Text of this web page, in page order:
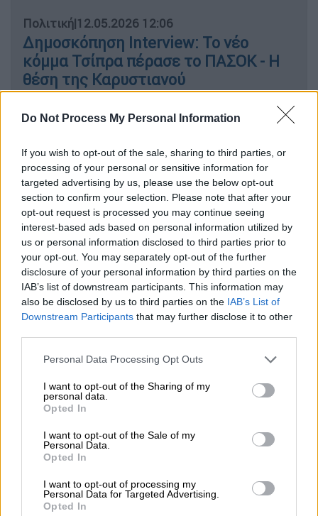
Do Not Process My Personal Information
If you wish to opt-out of the sale, sharing to third parties, or
processing of your personal or sensitive information for
targeted advertising by us, please use the below opt-out
section to confirm your selection. Please note that after your
opt-out request is processed you may continue seeing
interest-based ads based on personal information utilized by
us or personal information disclosed to third parties prior to
your opt-out. You may separately opt-out of the further
disclosure of your personal information by third parties on the
IAB’s list of downstream participants. This information may
also be disclosed by us to third parties on the IAB’s List of
Downstream Participants that may further disclose it to other
Please note that this website/app uses one or more Google
not limited to your visit or usage behaviour. You may click to
grant or deny consent to Google and its third-party tags to
use your data for below specified purposes in below Google
consent section.
Personal Data Processing Opt Outs
I want to opt-out of the Sharing of my
personal data.
Opted In
I want to opt-out of the Sale of my
Personal Data.
Opted In
I want to opt-out of processing my
Personal Data for Targeted Advertising.
Opted In
Πολιτική|12.05.2026 12:06
Δημοσκόπηση Interview: Το νέο
κόμμα Τσίπρα πέρασε το ΠΑΣΟΚ - Η
θέση της Καρυστιανού
Αναλυτικότερα, στο ερώτημα για τοποιος
φταίει για την ακρίβεια:
το 47% λέει η κυβέρνηση,
το 30% η αισχροκέρδεια,
το 18% ο πόλεμος στο Ιράν,
ενώ ένα 5% δεν ξέρω, δεν απαντώ.
Στοκατά πόσο ωφελούν τα οικονομικά
μέτραπου ανακοίνωσε η κυβέρνηση:
το 6% αρκετά
και μόλις το 2% πολύ.
Για το αν ηεπίσκεψη Μακρόν ισχυροποιεί
τις σχέσεις Ελλάδας και Γαλλίας
το 44% λέει
ναι και το 36% όχι.